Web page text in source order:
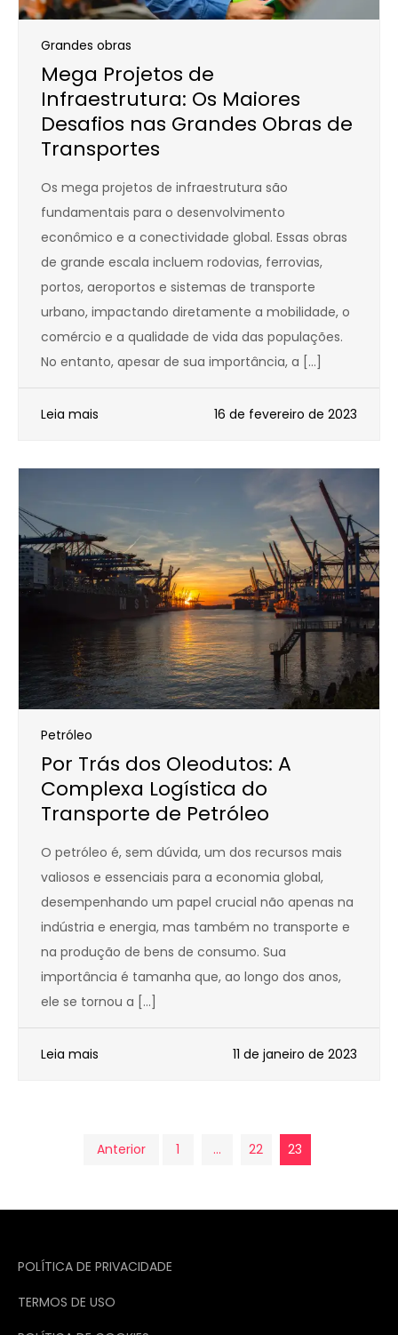
Grandes obras
Mega Projetos de
Infraestrutura: Os Maiores
Desafios nas Grandes Obras de
Transportes
Os mega projetos de infraestrutura são
fundamentais para o desenvolvimento
econômico e a conectividade global. Essas obras
de grande escala incluem rodovias, ferrovias,
portos, aeroportos e sistemas de transporte
urbano, impactando diretamente a mobilidade, o
comércio e a qualidade de vida das populações.
No entanto, apesar de sua importância, a […]
Leia mais 16 de fevereiro de 2023
Petróleo
Por Trás dos Oleodutos: A
Complexa Logística do
Transporte de Petróleo
O petróleo é, sem dúvida, um dos recursos mais
valiosos e essenciais para a economia global,
desempenhando um papel crucial não apenas na
indústria e energia, mas também no transporte e
na produção de bens de consumo. Sua
importância é tamanha que, ao longo dos anos,
ele se tornou a […]
Leia mais 11 de janeiro de 2023
Paginação
de
posts
Anterior 1 … 22 23
POLÍTICA DE PRIVACIDADE
TERMOS DE USO